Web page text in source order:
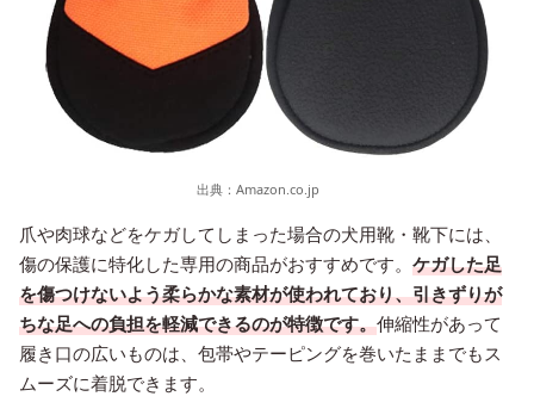
出典： Amazon.co.jp
爪や肉球などをケガしてしまった場合の犬用靴・靴下には、
傷の保護に特化した専用の商品がおすすめです。 ケガした足
を傷つけないよう柔らかな素材が使われており、引きずりが
ちな足への負担を軽減できるのが特徴です。伸縮性があって
履き口の広いものは、包帯やテーピングを巻いたままでもス
ムーズに着脱できます。